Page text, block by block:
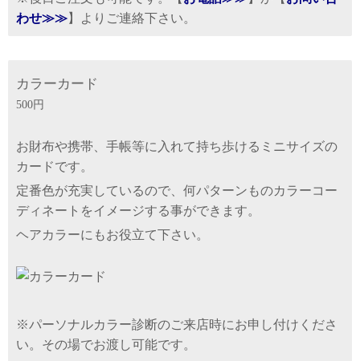
わせ≫≫】よりご連絡下さい。
カラーカード
500円
お財布や携帯、手帳等に入れて持ち歩けるミニサイズの
カードです。
定番色が充実しているので、何パターンものカラーコー
ディネートをイメージする事ができます。
ヘアカラーにもお役立て下さい。
※パーソナルカラー診断のご来店時にお申し付けくださ
い。その場でお渡し可能です。